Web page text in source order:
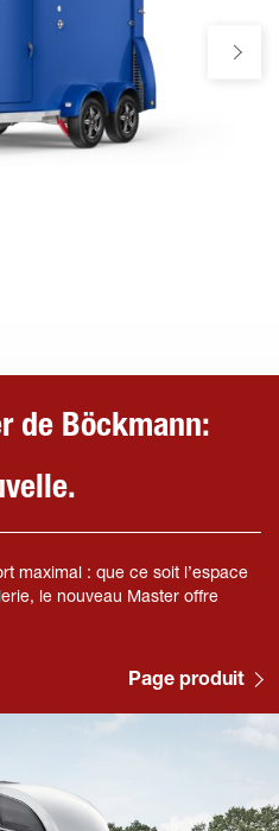
de Böckmann:
maximal : que ce soit l’espace
le nouveau Master offre
Page produit